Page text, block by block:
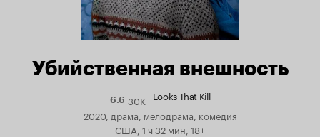
Убийственная внешность
6.6Рейтинг
6.6
30K Looks That Kill
2020, драма, мелодрама, комедия
США, 1 ч 32 мин, 18+